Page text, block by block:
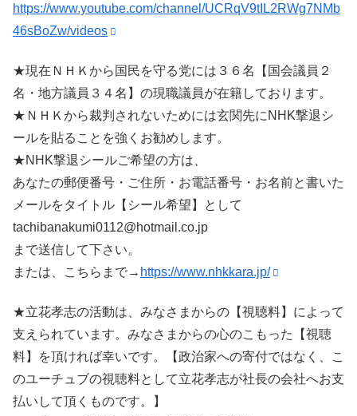
https://www.youtube.com/channel/UCRqV9tIL2RWg7NMb
46sBoZw/videos
★現在ＮＨＫから国民を守る党には３６名【国会議員２
名・地方議員３４名】の現職議員が在籍しております。
★ＮＨＫから裁判されないためには玄関先にNHK撃退シ
ールを貼ることを強くお勧めします。
★NHK撃退シールご希望の方は、
あなたの郵便番号・ご住所・お電話番号・お名前と書いた
メールをタイトル【シール希望】として
tachibanakumi0112@hotmail.co.jp
まで送信して下さい。
または、こちらまで→ https://www.nhkkara.jp/
★立花孝志の活動は、みなさまからの【視聴料】によって
支えられています。みなさまからの心のこもった【視聴
料】を頂ければ幸いです。【政治家への寄付ではなく、こ
のユーチュブの視聴料として立花孝志が社長の会社へお支
払いして頂くものです。】